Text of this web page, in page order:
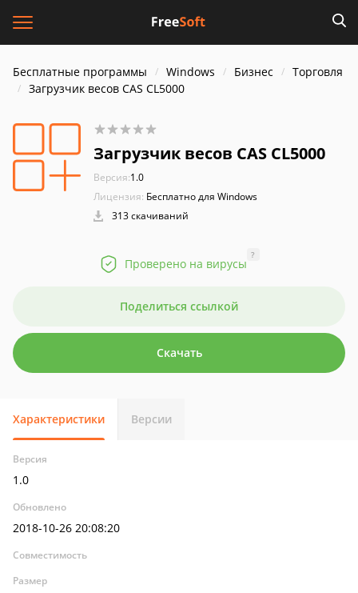
Бесплатные программы Windows Бизнес
Торговля
Загрузчик весов CAS CL5000
Загрузчик весов CAS CL5000
Версия:1.0
Лицензия: Бесплатно для Windows
313 скачиваний
Проверено на вирусы
?
Поделиться ссылкой
Скачать
Характеристики Версии
Версия
1.0
Обновлено
2018-10-26 20:08:20
Совместимость
Размер